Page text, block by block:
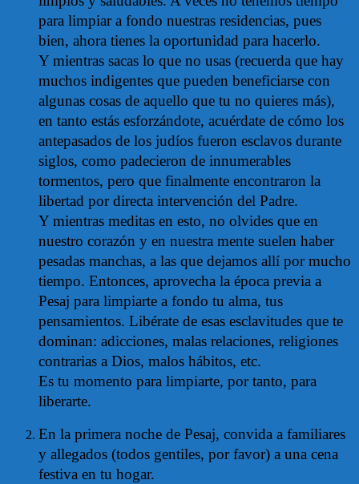
para limpiar a fondo nuestras residencias, pues
bien, ahora tienes la oportunidad para hacerlo.
Y mientras sacas lo que no usas (recuerda que hay
muchos indigentes que pueden beneficiarse con
algunas cosas de aquello que tu no quieres más),
en tanto estás esforzándote, acuérdate de cómo los
antepasados de los judíos fueron esclavos durante
siglos, como padecieron de innumerables
tormentos, pero que finalmente encontraron la
libertad por directa intervención del Padre.
Y mientras meditas en esto, no olvides que en
nuestro corazón y en nuestra mente suelen haber
pesadas manchas, a las que dejamos allí por mucho
tiempo. Entonces, aprovecha la época previa a
Pesaj para limpiarte a fondo tu alma, tus
pensamientos. Libérate de esas esclavitudes que te
dominan: adicciones, malas relaciones, religiones
contrarias a Dios, malos hábitos, etc.
Es tu momento para limpiarte, por tanto, para
liberarte.
En la primera noche de Pesaj, convida a familiares
y allegados (todos gentiles, por favor) a una cena
festiva en tu hogar.